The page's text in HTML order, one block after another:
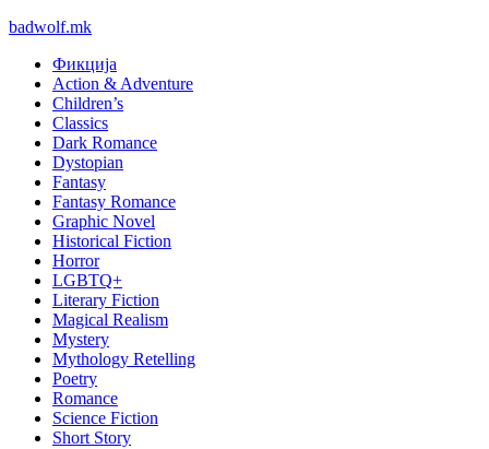
badwolf.mk
Фикција
Action & Adventure
Children’s
Classics
Dark Romance
Dystopian
Fantasy
Fantasy Romance
Graphic Novel
Historical Fiction
Horror
LGBTQ+
Literary Fiction
Magical Realism
Mystery
Mythology Retelling
Poetry
Romance
Science Fiction
Short Story